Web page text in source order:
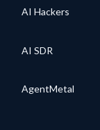
AI Hackers
AI SDR
AgentMetal